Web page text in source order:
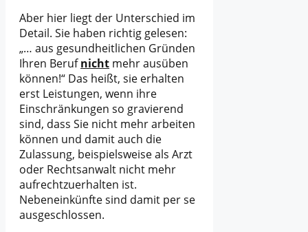
Aber hier liegt der Unterschied im
Detail. Sie haben richtig gelesen:
„… aus gesundheitlichen Gründen
Ihren Berufnicht mehr ausüben
können!“ Das heißt, sie erhalten
erst Leistungen, wenn ihre
Einschränkungen so gravierend
sind, dass Sie nicht mehr arbeiten
können und damit auch die
Zulassung, beispielsweise als Arzt
oder Rechtsanwalt nicht mehr
aufrechtzuerhalten ist.
Nebeneinkünfte sind damit per se
ausgeschlossen.